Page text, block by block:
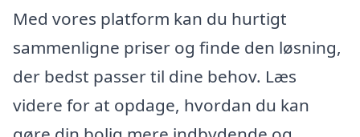
Med vores platform kan du hurtigt
sammenligne priser og finde den løsning,
der bedst passer til dine behov. Læs
videre for at opdage, hvordan du kan